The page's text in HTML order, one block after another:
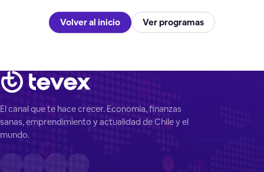
Volver al inicio Ver programas
El canal que te hace crecer. Economía, finanzas
sanas, emprendimiento y actualidad de Chile y el
mundo.